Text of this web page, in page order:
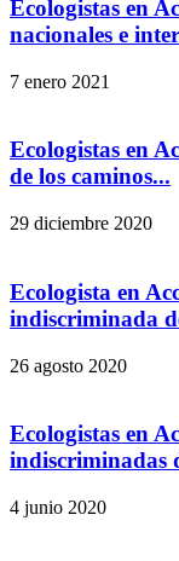
Ecologistas en
nacionales e
7 enero 2021
Ecologistas en
de los caminos...
29 diciembre 2020
Ecologista en
indiscriminada
26 agosto 2020
Ecologistas en
indiscriminadas
4 junio 2020